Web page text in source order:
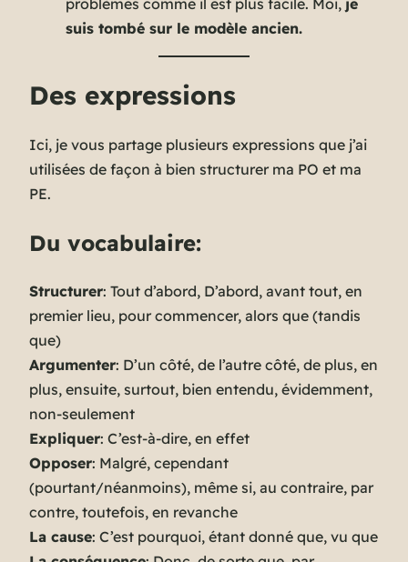
suis tombé sur le modèle ancien.
Des expressions
Ici, je vous partage plusieurs expressions que j’ai
utilisées de façon à bien structurer ma PO et ma
PE.
Du vocabulaire:
Structurer: Tout d’abord, D’abord, avant tout, en
premier lieu, pour commencer, alors que (tandis
que)
Argumenter: D’un côté, de l’autre côté, de plus, en
plus, ensuite, surtout, bien entendu, évidemment,
non-seulement
Expliquer: C’est-à-dire, en effet
Opposer: Malgré, cependant
(pourtant/néanmoins), même si, au contraire, par
contre, toutefois, en revanche
La cause: C’est pourquoi, étant donné que, vu que